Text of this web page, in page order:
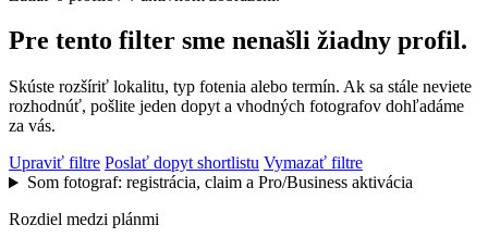
Pre tento filter sme nenašli žiadny profil.
Skúste rozšíriť lokalitu, typ fotenia alebo termín. Ak sa stále neviete
rozhodnúť, pošlite jeden dopyt a vhodných fotografov dohľadáme
za vás.
Upraviť filtre Poslať dopyt shortlistu Vymazať filtre
Som fotograf: registrácia, claim a Pro/Business aktivácia
Rozdiel medzi plánmi